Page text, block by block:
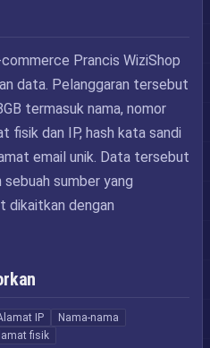
Prancis WiziShop
data. Pelanggaran tersebut
termasuk nama, nomor
fisik dan IP, hash kata sandi
email unik. Data tersebut
sumber yang
dikaitkan dengan
IP
Nama-nama
fisik